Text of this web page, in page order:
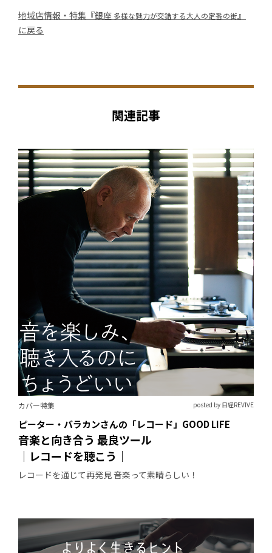
地域店情報・特集『銀座 多様な魅力が交錯する大人の定番の街』
に戻る
関連記事
カバー特集 posted by 日経REVIVE
ピーター・バラカンさんの「レコード」GOOD LIFE
音楽と向き合う 最良ツール
｜レコードを聴こう｜
レコードを通じて再発見 音楽って素晴らしい！